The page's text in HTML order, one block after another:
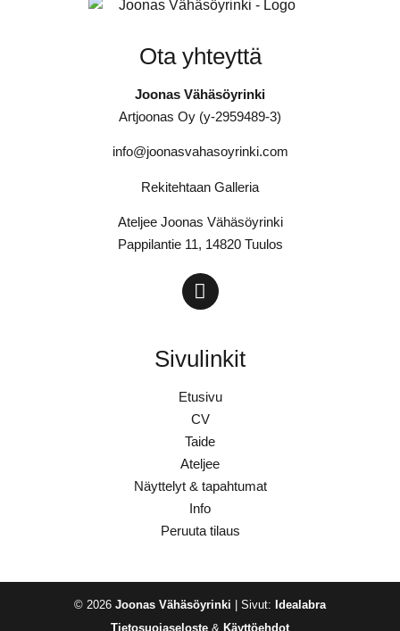
Ota yhteyttä
Joonas Vähäsöyrinki
Artjoonas Oy (y-2959489-3)
info@joonasvahasoyrinki.com
Rekitehtaan Galleria
Ateljee Joonas Vähäsöyrinki
Pappilantie 11, 14820 Tuulos
Sivulinkit
Etusivu
CV
Taide
Ateljee
Näyttelyt & tapahtumat
Info
Peruuta tilaus
© 2026 Joonas Vähäsöyrinki | Sivut: Idealabra
Tietosuojaseloste & Käyttöehdot